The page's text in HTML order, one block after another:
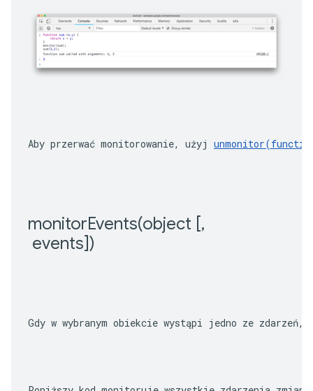
Aby przerwać monitorowanie, użyj
monitorEvents(object [,
events])
Gdy w wybranym obiekcie wystąpi jedno ze